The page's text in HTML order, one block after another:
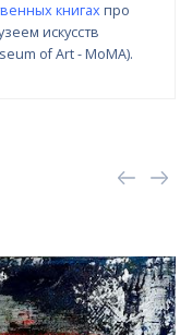
книгах про
искусств
of Art - MoMA).